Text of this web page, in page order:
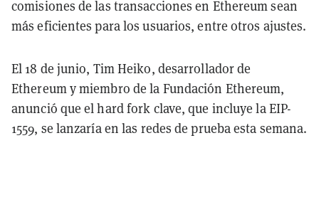
comisiones de las transacciones en Ethereum sean
más eficientes para los usuarios, entre otros ajustes.
El 18 de junio, Tim Heiko, desarrollador de
Ethereum y miembro de la Fundación Ethereum,
anunció que el hard fork clave, que incluye la EIP-
1559, se lanzaría en las redes de prueba esta semana.